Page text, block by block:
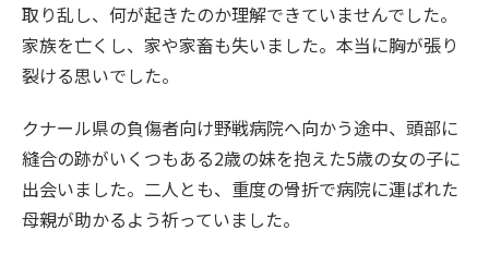
取り乱し、何が起きたのか理解できていませんでした。
家族を亡くし、家や家畜も失いました。本当に胸が張り
裂ける思いでした。
クナール県の負傷者向け野戦病院へ向かう途中、頭部に
縫合の跡がいくつもある2歳の妹を抱えた5歳の女の子に
出会いました。二人とも、重度の骨折で病院に運ばれた
母親が助かるよう祈っていました。